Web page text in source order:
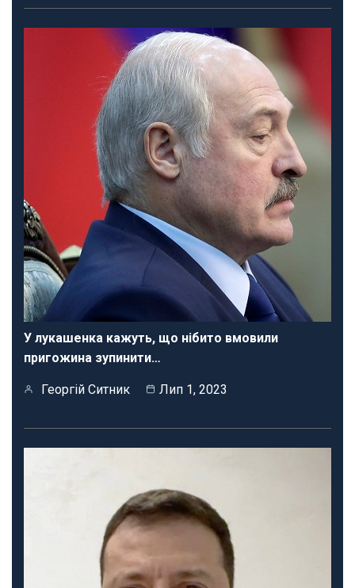
У лукашенка кажуть, що нібито вмовили
пригожина зупинити…
Георгій Ситник Лип 1, 2023